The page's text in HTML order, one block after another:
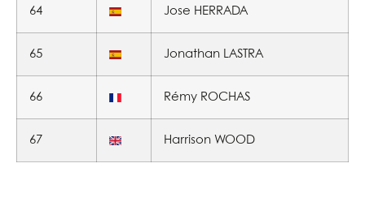
64 Jose HERRADA
65 Jonathan LASTRA
66 Rémy ROCHAS
67 Harrison WOOD